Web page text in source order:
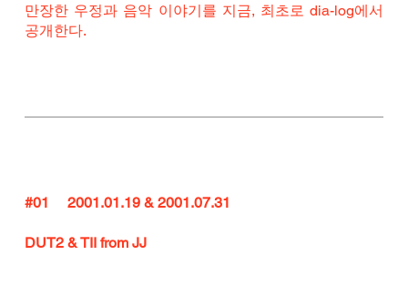
만장한 우정과 음악 이야기를 지금, 최초로 dia-log에서
공개한다.
#01
     2001.01.19 & 2001.07.31
DUT2 & TII from JJ